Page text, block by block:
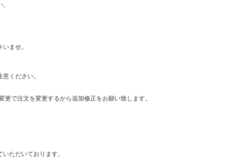
ませ。
ください。
で注文を変更するから追加修正をお願い致します。
ただいております。